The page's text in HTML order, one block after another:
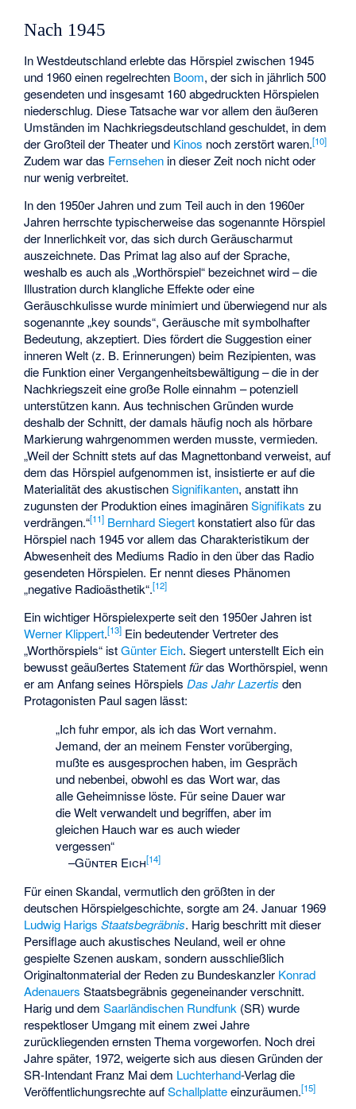
Nach 1945
In Westdeutschland erlebte das Hörspiel zwischen 1945
und 1960 einen regelrechten Boom, der sich in jährlich 500
gesendeten und insgesamt 160 abgedruckten Hörspielen
niederschlug. Diese Tatsache war vor allem den äußeren
Umständen im Nachkriegsdeutschland geschuldet, in dem
der Großteil der Theater und Kinos noch zerstört waren.[10]
Zudem war das Fernsehen in dieser Zeit noch nicht oder
nur wenig verbreitet.
In den 1950er Jahren und zum Teil auch in den 1960er
Jahren herrschte typischerweise das sogenannte Hörspiel
der Innerlichkeit vor, das sich durch Geräuscharmut
auszeichnete. Das Primat lag also auf der Sprache,
weshalb es auch als „Worthörspiel“ bezeichnet wird – die
Illustration durch klangliche Effekte oder eine
Geräuschkulisse wurde minimiert und überwiegend nur als
sogenannte „key sounds“, Geräusche mit symbolhafter
Bedeutung, akzeptiert. Dies fördert die Suggestion einer
inneren Welt (z. B. Erinnerungen) beim Rezipienten, was
die Funktion einer Vergangenheitsbewältigung – die in der
Nachkriegszeit eine große Rolle einnahm – potenziell
unterstützen kann. Aus technischen Gründen wurde
deshalb der Schnitt, der damals häufig noch als hörbare
Markierung wahrgenommen werden musste, vermieden.
„Weil der Schnitt stets auf das Magnettonband verweist, auf
dem das Hörspiel aufgenommen ist, insistierte er auf die
Materialität des akustischenSignifikanten, anstatt ihn
zugunsten der Produktion eines imaginärenSignifikats zu
verdrängen.“[11] Bernhard Siegertkonstatiert also für das
Hörspiel nach 1945 vor allem das Charakteristikum der
Abwesenheit des Mediums Radio in den über das Radio
gesendeten Hörspielen. Er nennt dieses Phänomen
„negative Radioästhetik“.[12]
Ein wichtiger Hörspielexperte seit den 1950er Jahren ist
Werner Klippert.[13] Ein bedeutender Vertreter des
„Worthörspiels“ istGünter Eich. Siegert unterstellt Eich ein
bewusst geäußertes Statementfürdas Worthörspiel, wenn
er am Anfang seines HörspielsDas Jahr Lazertis den
Protagonisten Paul sagen lässt:
„Ich fuhr empor, als ich das Wort vernahm.
Jemand, der an meinem Fenster vorüberging,
mußte es ausgesprochen haben, im Gespräch
und nebenbei, obwohl es das Wort war, das
alle Geheimnisse löste. Für seine Dauer war
die Welt verwandelt und begriffen, aber im
gleichen Hauch war es auch wieder
vergessen“
–Günter Eich[14]
Für einen Skandal, vermutlich den größten in der
deutschen Hörspielgeschichte, sorgte am 24. Januar 1969
Ludwig Harigs Staatsbegräbnis. Harig beschritt mit dieser
Persiflage auch akustisches Neuland, weil er ohne
gespielte Szenen auskam, sondern ausschließlich
Originaltonmaterial der Reden zu Bundeskanzler Konrad
Adenauers Staatsbegräbnis gegeneinander verschnitt.
Harig und demSaarländischen Rundfunk (SR) wurde
respektloser Umgang mit einem zwei Jahre
zurückliegenden ernsten Thema vorgeworfen. Noch drei
Jahre später, 1972, weigerte sich aus diesen Gründen der
SR-Intendant Franz Mai dem Luchterhand-Verlag die
Veröffentlichungsrechte aufSchallplatteeinzuräumen.[15]